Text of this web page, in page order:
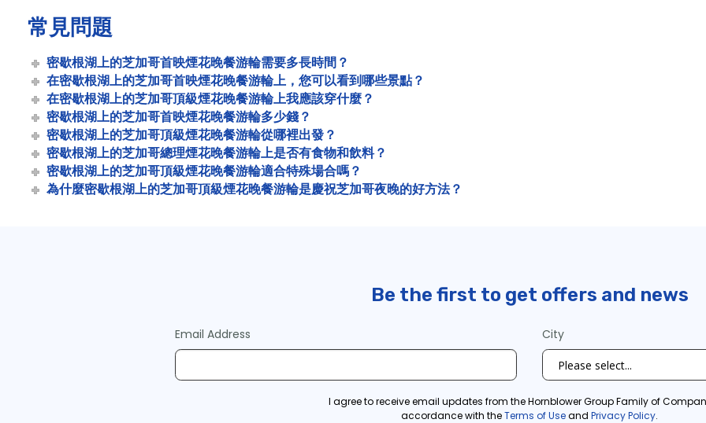
常見問題
密歇根湖上的芝加哥首映煙花晚餐游輪需要多長時間？
在密歇根湖上的芝加哥首映煙花晚餐游輪上，您可以看到哪些景點？
在密歇根湖上的芝加哥頂級煙花晚餐游輪上我應該穿什麼？
密歇根湖上的芝加哥首映煙花晚餐游輪多少錢？
密歇根湖上的芝加哥頂級煙花晚餐游輪從哪裡出發？
密歇根湖上的芝加哥總理煙花晚餐游輪上是否有食物和飲料？
密歇根湖上的芝加哥頂級煙花晚餐游輪適合特殊場合嗎？
為什麼密歇根湖上的芝加哥頂級煙花晚餐游輪是慶祝芝加哥夜晚的好方法？
Be the first to get offers and news
Email Address City
I agree to receive email updates from the Hornblower Group Family of
accordance with theTerms of Useand Privacy Policy.